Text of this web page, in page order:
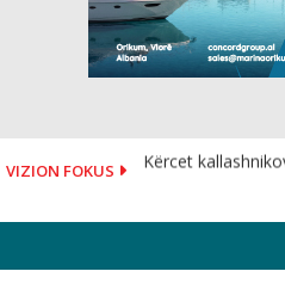
VIZION FOKUS Kërcet